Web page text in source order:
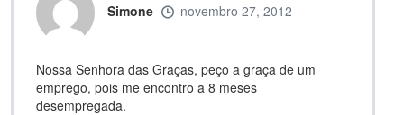
Simone novembro 27, 2012
Nossa Senhora das Graças, peço a graça de um
emprego, pois me encontro a 8 meses
desempregada.